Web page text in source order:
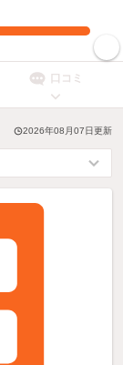
口コミ
2026年08月07日更新